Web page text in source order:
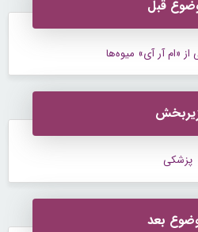
قبل
از «ام آر آی» میوه‌ها
پزشکی
بعد